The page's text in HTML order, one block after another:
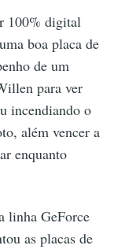
100% digital
boa placa de
de um
para ver
incendiando o
além vencer a
enquanto
linha GeForce
as placas de